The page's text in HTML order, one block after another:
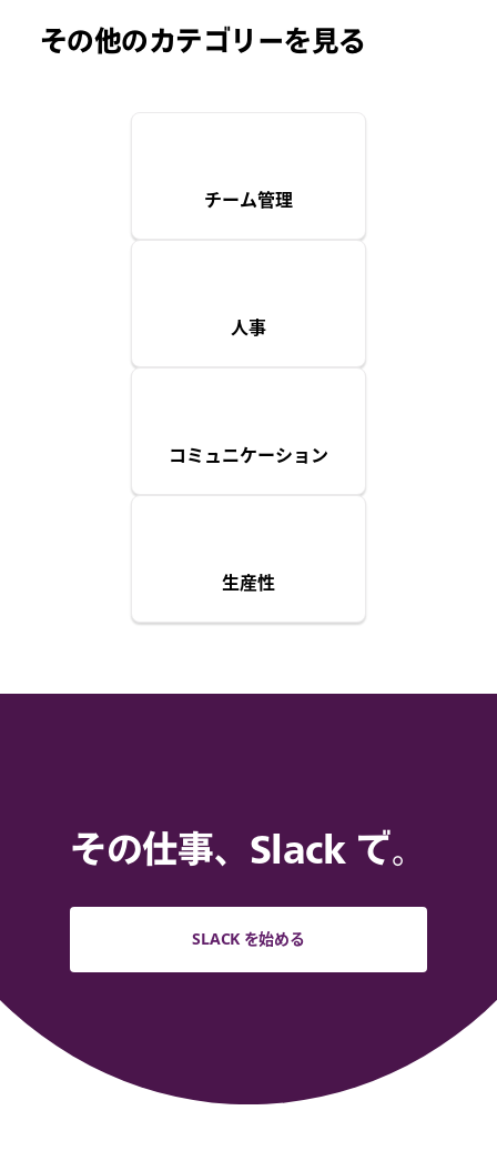
その他のカテゴリーを見る
チーム管理
人事
コミュニケーション
生産性
その仕事、Slack で。
SLACK を始める